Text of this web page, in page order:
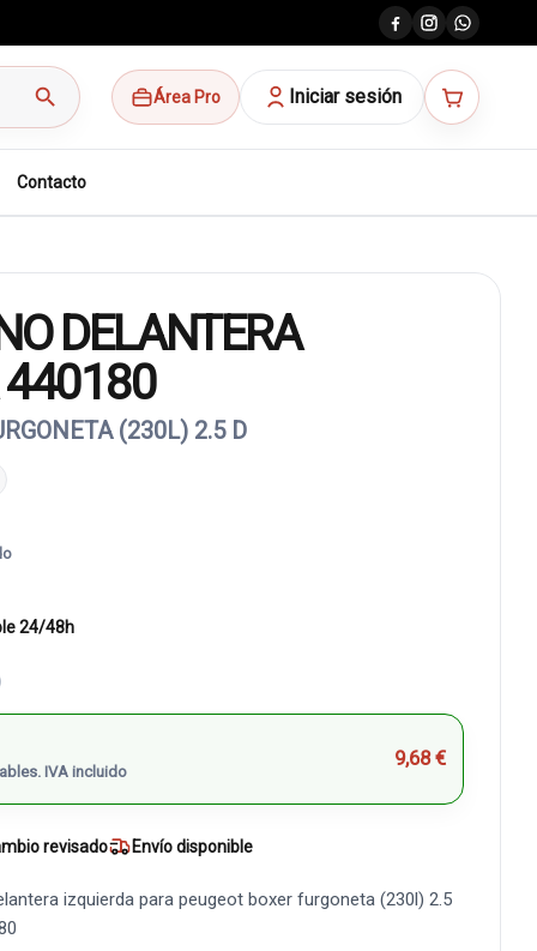
search Área Pro Iniciar sesión
Contacto
DELANTERA
440180
(230L) 2.5 D
24/48h
IVA incluido
9,68 €
revisado Envío disponible
izquierda para peugeot boxer furgoneta (230l) 2.5